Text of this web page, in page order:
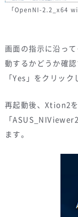
「OpenNI-2.2_x64
画面の指示に沿っ
動するかどうか確
「Yes」をクリック
再起動後、Xtion2
「
ます。